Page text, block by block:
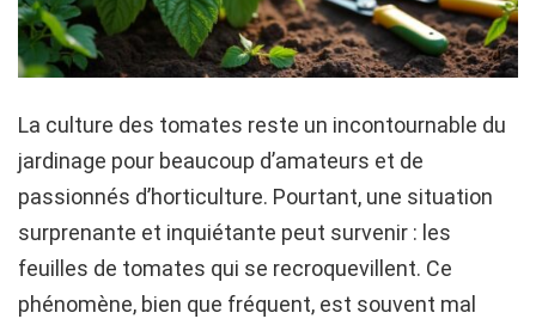
La culture des tomates reste un incontournable du
jardinage pour beaucoup d’amateurs et de
passionnés d’horticulture. Pourtant, une situation
surprenante et inquiétante peut survenir : les
feuilles de tomates qui se recroquevillent. Ce
phénomène, bien que fréquent, est souvent mal